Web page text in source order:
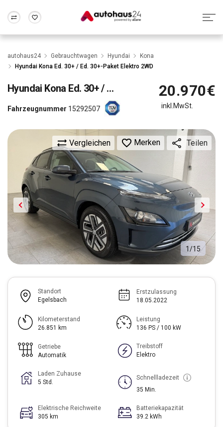
Zum Antrag
Wir bewerten dein Auto
Alle Fragen & Antworten
Rund um die Inzahlungnahme
Frankfurt Wuppertal
autohaus24 Gebrauchtwagen Hyundai
Kona
Hyundai Kona Ed. 30+ / Ed. 30+-Paket Elektro 2WD
Hyundai Kona Ed. 30+ / Ed. 30+-Paket Elektro 2WD
Fahrzeugnummer 15292507
Vergleichen Merken Teilen
20.970€
inkl.MwSt.
1 /15
Standort
Egelsbach
Erstzulassung
18.05.2022
Kilometerstand
26.851 km
Leistung
136 PS / 100 kW
Getriebe
Automatik
Treibstoff
Elektro
Laden Zuhause
5 Std.
Schnellladezeit
35 Min.
Elektrische Reichweite
305 km
Batteriekapazität
39.2 kWh